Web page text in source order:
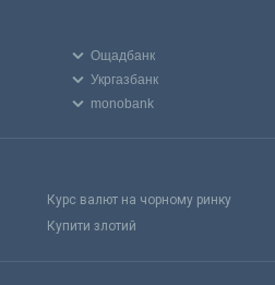
Ощадбанк
Укргазбанк
monobank
Курс валют на чорному ринку
Купити злотий